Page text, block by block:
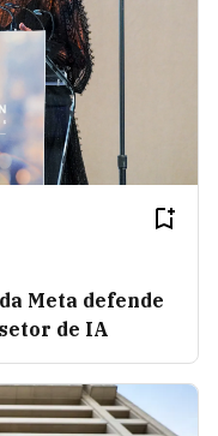
Meta defende
de IA